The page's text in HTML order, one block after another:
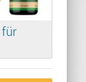
für